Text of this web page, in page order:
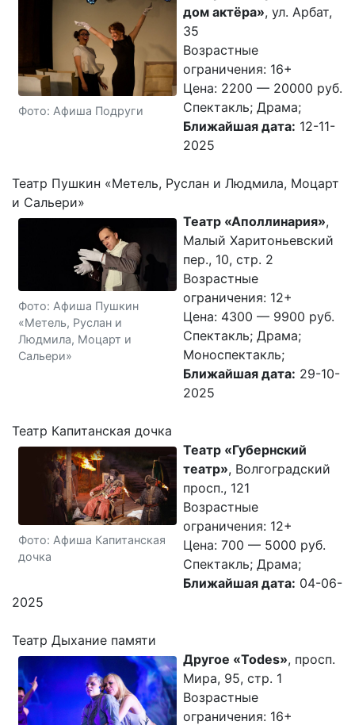
Фото: Афиша Подруги
дом актёра», ул. Арбат,
35
Возрастные
ограничения: 16+
Цена: 2200 — 20000 руб.
Спектакль; Драма;
Ближайшая дата: 12-11-
2025
Театр Пушкин «Метель, Руслан и Людмила, Моцарт
и Сальери»
Фото: Афиша Пушкин
«Метель, Руслан и
Людмила, Моцарт и
Сальери»
Театр «Аполлинария»,
Малый Харитоньевский
пер., 10, стр. 2
Возрастные
ограничения: 12+
Цена: 4300 — 9900 руб.
Спектакль; Драма;
Моноспектакль;
Ближайшая дата: 29-10-
2025
Театр Капитанская дочка
Фото: Афиша Капитанская
дочка
Театр «Губернский
театр», Волгоградский
просп., 121
Возрастные
ограничения: 12+
Цена: 700 — 5000 руб.
Спектакль; Драма;
Ближайшая дата: 04-06-
2025
Театр Дыхание памяти
Другое «Todes», просп.
Мира, 95, стр. 1
Возрастные
ограничения: 16+